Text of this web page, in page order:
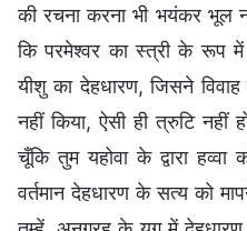
की रचना करना भी भयंकर भूल
कि परमेश्वर का स्त्री के रूप
यीशु का देहधारण, जिसने
नहीं किया, ऐसी ही त्रुटि नहीं
चूँकि तुम यहोवा के द्वारा
वर्तमान देहधारण के सत्य को